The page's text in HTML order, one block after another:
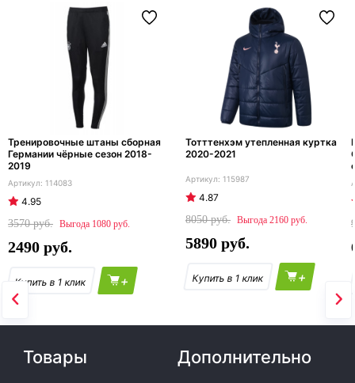
Тренировочные штаны сборная
Германии чёрные сезон 2018-
2019
114083
4.95
3570
1080
2490
+
Тотттенхэм утепленная куртка
2020-2021
115987
4.87
8050
2160
5890
+
Товары Дополнительно